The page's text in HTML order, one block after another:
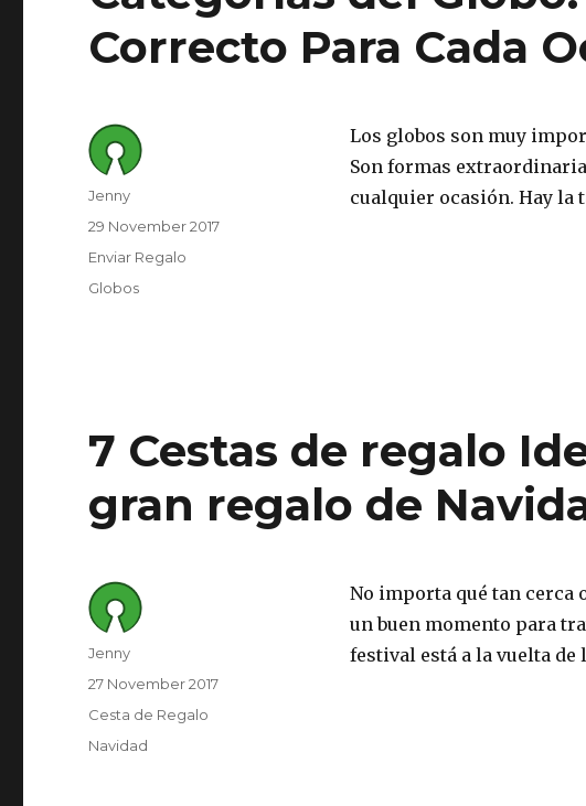
Correcto Para Cada
Los globos son muy
Son formas
cualquier ocasión. Hay la
Author
Jenny
Posted
on
29 November 2017
Category
Enviar Regalo
Tags
Globos
7 Cestas de regalo
gran regalo de
No importa qué tan cerca
un buen momento para
festival está a la vuelta de
Author
Jenny
Posted
on
27 November 2017
Category
Cesta de Regalo
Tags
Navidad